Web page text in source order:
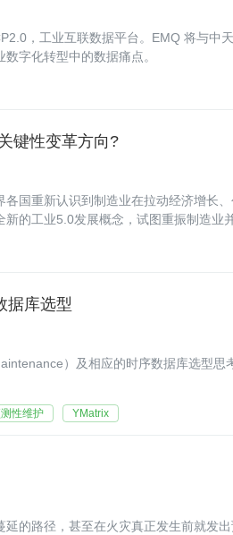
，工业互联数据平台。EMQ 将与中
字化转型中的数据痛点。
键性变革方向?
国重新认识到制造业在拉动经济增长、
的工业5.0发展概念，试图重振制造业并
据库选型
）及相应的时序数据库选型思
性维护 YMatrix
的路径，甚至在火灾真正发生前就发出